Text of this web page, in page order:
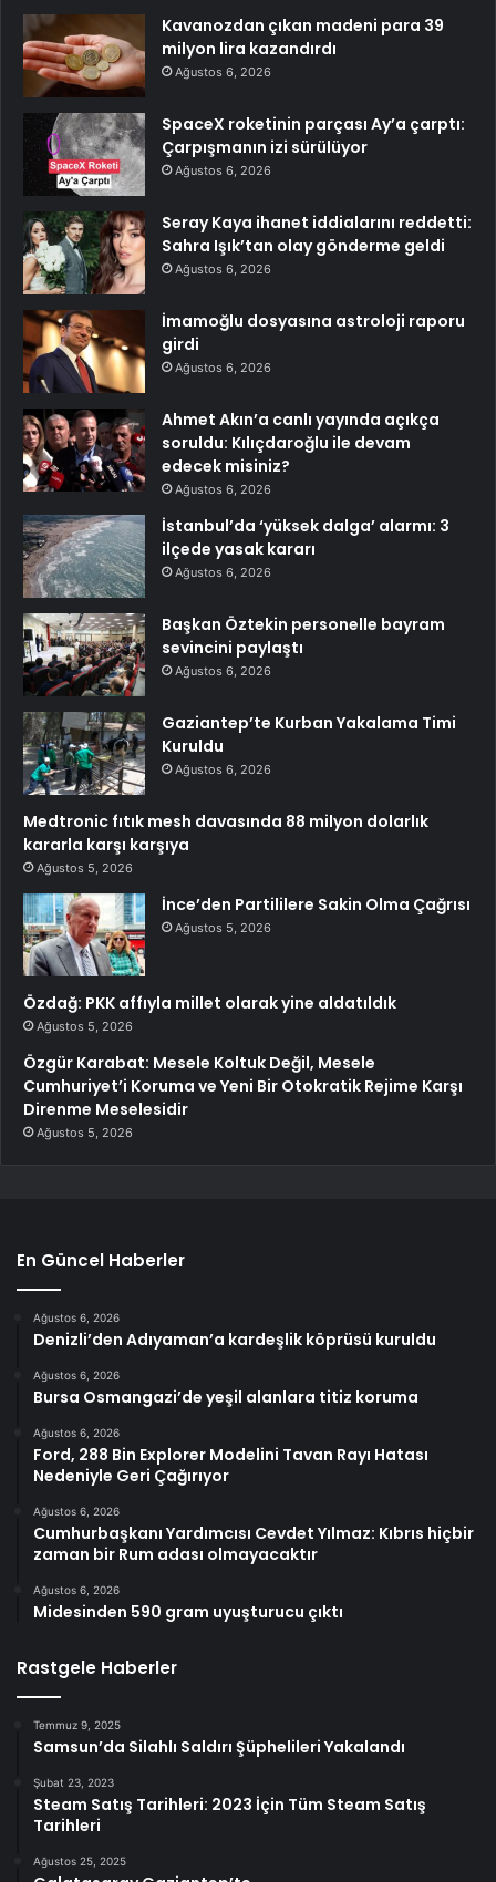
Kavanozdan çıkan madeni para 39
milyon lira kazandırdı
Ağustos 6, 2026
SpaceX roketinin parçası Ay’a çarptı:
Çarpışmanın izi sürülüyor
Ağustos 6, 2026
Seray Kaya ihanet iddialarını reddetti:
Sahra Işık’tan olay gönderme geldi
Ağustos 6, 2026
İmamoğlu dosyasına astroloji raporu
girdi
Ağustos 6, 2026
Ahmet Akın’a canlı yayında açıkça
soruldu: Kılıçdaroğlu ile devam
edecek misiniz?
Ağustos 6, 2026
İstanbul’da ‘yüksek dalga’ alarmı: 3
ilçede yasak kararı
Ağustos 6, 2026
Başkan Öztekin personelle bayram
sevincini paylaştı
Ağustos 6, 2026
Gaziantep’te Kurban Yakalama Timi
Kuruldu
Ağustos 6, 2026
Medtronic fıtık mesh davasında 88 milyon dolarlık
kararla karşı karşıya
Ağustos 5, 2026
İnce’den Partililere Sakin Olma Çağrısı
Ağustos 5, 2026
Özdağ: PKK affıyla millet olarak yine aldatıldık
Ağustos 5, 2026
Özgür Karabat: Mesele Koltuk Değil, Mesele
Cumhuriyet’i Koruma ve Yeni Bir Otokratik Rejime Karşı
Direnme Meselesidir
Ağustos 5, 2026
En Güncel Haberler
Ağustos 6, 2026
Denizli’den Adıyaman’a kardeşlik köprüsü kuruldu
Ağustos 6, 2026
Bursa Osmangazi’de yeşil alanlara titiz koruma
Ağustos 6, 2026
Ford, 288 Bin Explorer Modelini Tavan Rayı Hatası
Nedeniyle Geri Çağırıyor
Ağustos 6, 2026
Cumhurbaşkanı Yardımcısı Cevdet Yılmaz: Kıbrıs hiçbir
zaman bir Rum adası olmayacaktır
Ağustos 6, 2026
Midesinden 590 gram uyuşturucu çıktı
Rastgele Haberler
Temmuz 9, 2025
Samsun’da Silahlı Saldırı Şüphelileri Yakalandı
Şubat 23, 2023
Steam Satış Tarihleri: 2023 İçin Tüm Steam Satış
Tarihleri
Ağustos 25, 2025